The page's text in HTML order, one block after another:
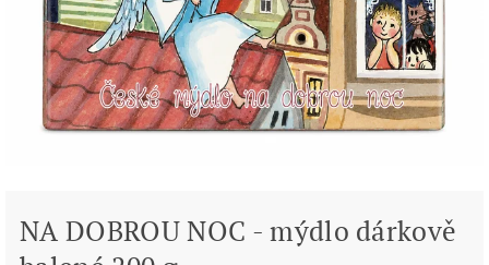
NA DOBROU NOC - mýdlo dárkově